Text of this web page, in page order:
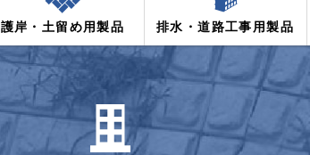
護岸・土留め用製品 排水・道路工事用製品